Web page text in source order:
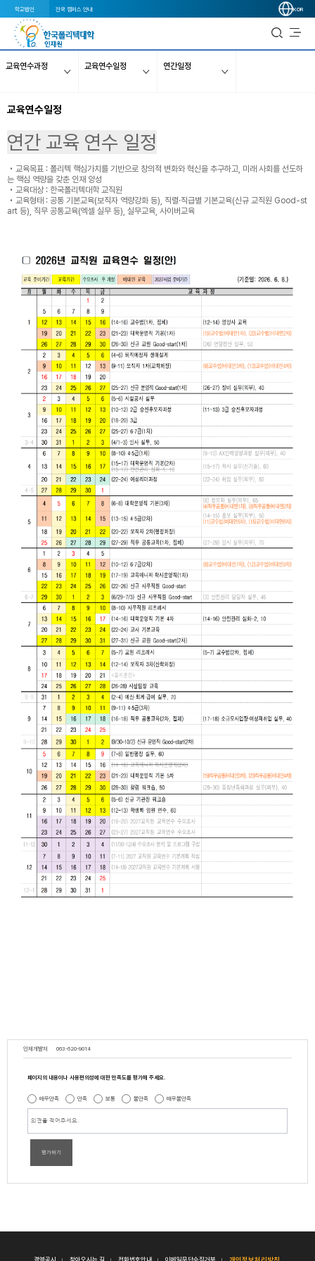
학교법인 전국 캠퍼스 안내 KOR
교육연수과정 교육연수일정 연간일정
교육연수일정
연간 교육 연수 일정
• 교육목표 : 폴리텍 핵심가치를 기반으로 창의적 변화와 혁신을 추구하고, 미래 사회를 선도하
는 핵심 역량을 갖춘 인재 양성
• 교육대상 : 한국폴리텍대학 교직원
• 교육형태 : 공통 기본교육(보직자 역량강화 등), 직렬·직급별 기본교육(신규 교직원 Good-st
art 등), 직무 공통교육(엑셀 실무 등), 실무교육, 사이버교육
인재개발처 063-620-9014
페이지의 내용이나 사용편의성에 대한 만족도를 평가해 주세요.
매우만족 만족 보통 불만족 매우불만족
평가하기
경영공시 찾아오시는 길 전화번호안내 이메일무단수집거부